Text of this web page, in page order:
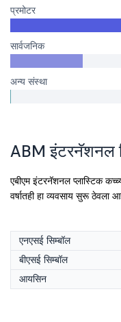
प्रमोटर
सार्वजनिक
अन्य संस्था
ABM इंटरनॅशनल
एबीएम इंटरनॅशनल प्लास्टिक
वर्षातही हा व्यवसाय सुरू ठेवला
एनएसई सिम्बॉल
बीएसई सिम्बॉल
आयसिन